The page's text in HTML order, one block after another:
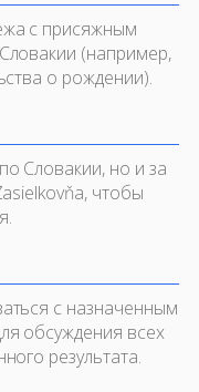
с присяжным
(например,
о рождении).
Словакии, но и за
чтобы
с назначенным
обсуждения всех
результата.